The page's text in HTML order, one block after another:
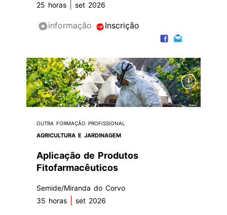
25 horas
set 2026
informação Inscrição
OUTRA FORMAÇÃO PROFISSIONAL
AGRICULTURA E JARDINAGEM
Aplicação de Produtos
Fitofarmacêuticos
Semide/Miranda do Corvo
35 horas
set 2026